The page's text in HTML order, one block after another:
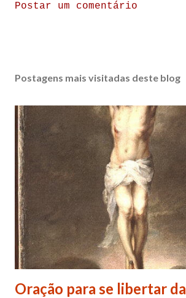
Postar um comentário
Postagens mais visitadas deste blog
Oração para se libertar da